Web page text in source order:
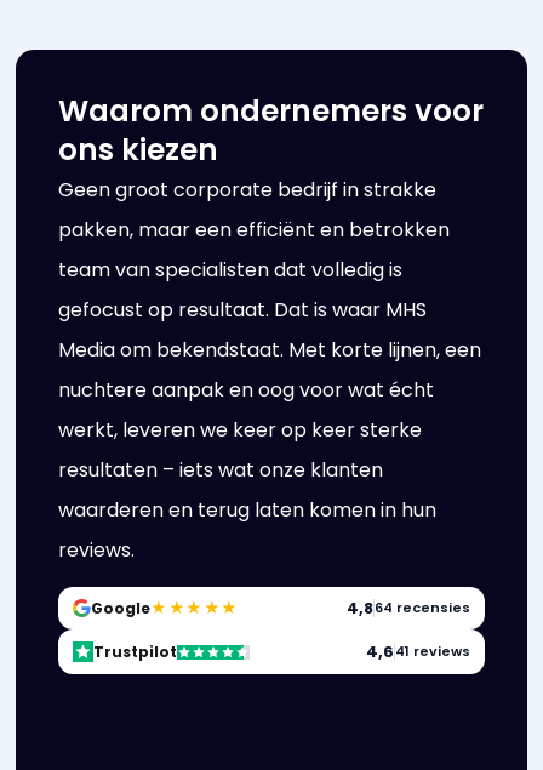
Waarom ondernemers voor
ons kiezen
Geen groot corporate bedrijf in strakke
pakken, maar een efficiënt en betrokken
team van specialisten dat volledig is
gefocust op resultaat. Dat is waar MHS
Media om bekendstaat. Met korte lijnen, een
nuchtere aanpak en oog voor wat écht
werkt, leveren we keer op keer sterke
resultaten – iets wat onze klanten
waarderen en terug laten komen in hun
reviews.
Google★★★★★ 4,864 recensies
Trustpilot 4,641 reviews